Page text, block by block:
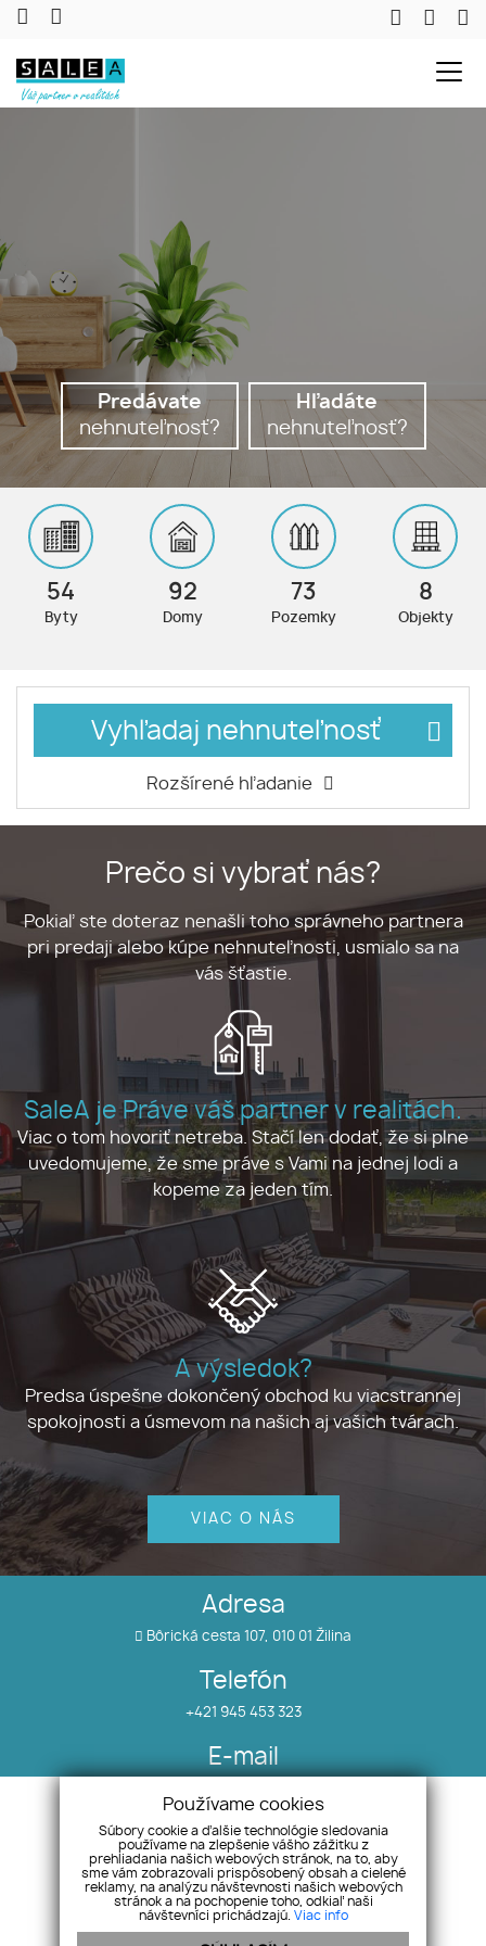
Predávate
nehnuteľnosť?
Hľadáte
nehnuteľnosť?
54
Byty
92
Domy
73
Pozemky
8
Objekty
Vyhľadaj nehnuteľnosť
Rozšírené hľadanie
Prečo si vybrať nás?
Pokiaľ ste doteraz nenašli toho správneho partnera
pri predaji alebo kúpe nehnuteľnosti, usmialo sa na
vás šťastie.
SaleA je Práve váš partner v realitách.
Viac o tom hovoriť netreba. Stačí len dodať, že si plne
uvedomujeme, že sme práve s Vami na jednej lodi a
kopeme za jeden tím.
A výsledok?
Predsa úspešne dokončený obchod ku viacstrannej
spokojnosti a úsmevom na našich aj vašich tvárach.
VIAC O NÁS
Adresa
Bôrická cesta 107, 010 01 Žilina
Telefón
+421 945 453 323
E-mail
Nehnuteľnosti
O nás
Blog
Náš tím
Pobočky
Odstúpenie od zmluvy
Používame cookies
Súbory cookie a ďalšie technológie sledovania
používame na zlepšenie vášho zážitku z
prehliadania našich webových stránok, na to, aby
sme vám zobrazovali prispôsobený obsah a cielené
reklamy, na analýzu návštevnosti našich webových
stránok a na pochopenie toho, odkiaľ naši
návštevníci prichádzajú. Viac info